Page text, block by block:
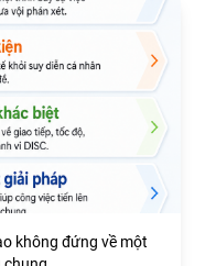
không đứng về một